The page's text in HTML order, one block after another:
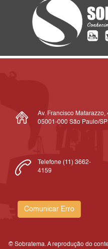
Av. Francisco
05001-000 São Paulo/SP
Telefone (11) 3662-
4159
Comunicar Erro
© Sobratema. A reprodução do